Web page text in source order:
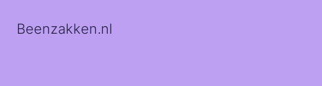
Beenzakken.nl